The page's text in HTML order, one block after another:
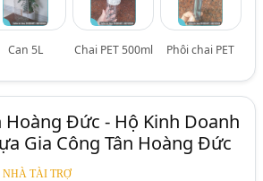
Can 5L Chai PET 500ml Phôi chai PET
Hoàng Đức - Hộ Kinh Doanh
Gia Công Tân Hoàng Đức
NHÀ TÀI TRỢ